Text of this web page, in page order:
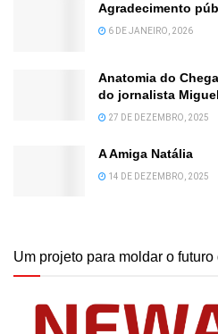
Agradecimento
6 DE JANEIRO, 2026
Anatomia do
do jornalista
27 DE DEZEMBRO, 2025
A Amiga Natália
14 DE DEZEMBRO, 2025
Um projeto para moldar o